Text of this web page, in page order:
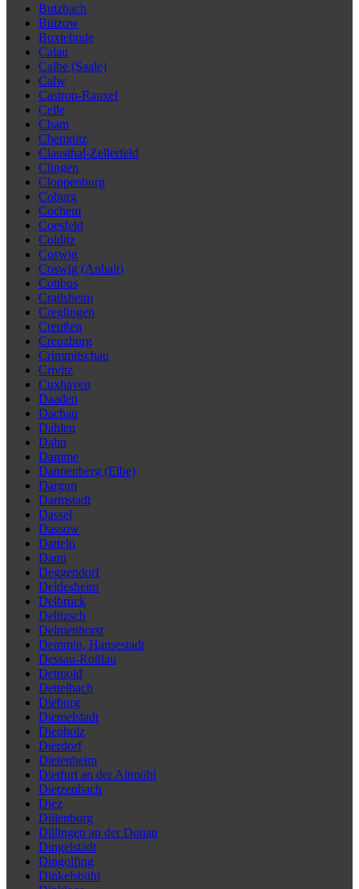
Butzbach
Bützow
Buxtehude
Calau
Calbe (Saale)
Calw
Castrop-Rauxel
Celle
Cham
Chemnitz
Clausthal-Zellerfeld
Clingen
Cloppenburg
Coburg
Cochem
Coesfeld
Colditz
Coswig
Coswig (Anhalt)
Cottbus
Crailsheim
Creglingen
Creußen
Creuzburg
Crimmitschau
Crivitz
Cuxhaven
Daaden
Dachau
Dahlen
Dahn
Damme
Dannenberg (Elbe)
Dargun
Darmstadt
Dassel
Dassow
Datteln
Daun
Deggendorf
Deidesheim
Delbrück
Delitzsch
Delmenhorst
Demmin, Hansestadt
Dessau-Roßlau
Detmold
Dettelbach
Dieburg
Diemelstadt
Diepholz
Dierdorf
Dietenheim
Dietfurt an der Altmühl
Dietzenbach
Diez
Dillenburg
Dillingen an der Donau
Dingelstädt
Dingolfing
Dinkelsbühl